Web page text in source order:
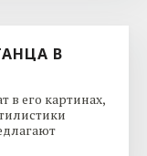
В
в его картинах,